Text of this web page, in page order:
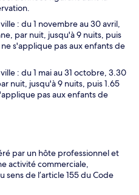
: du 1 novembre au 30 avril,
par nuit, jusqu'à 9 nuits, puis
ne s'applique pas aux enfants de
: du 1 mai au 31 octobre, 3.30
nuit, jusqu'à 9 nuits, puis 1.65
pas aux enfants de
par un hôte professionnel et
activité commerciale,
sens de l’article 155 du Code